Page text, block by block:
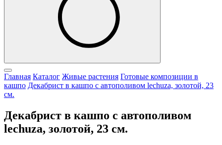
Главная Каталог Живые растения Готовые композиции в
кашпо Декабрист в кашпо с автополивом lechuza, золотой, 23
см.
Декабрист в кашпо с автополивом
lechuza, золотой, 23 см.